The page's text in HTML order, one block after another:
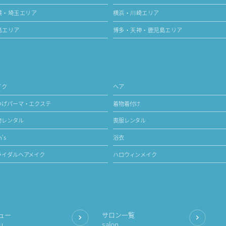
・埼玉エリア 横浜・川崎エリア
エリア 博多・天神・鹿児島エリア
ヘア
げパーマ・エクステ 着物着付け
レンタル 喪服レンタル
浴衣
ダルヘアメイク ハロウィンメイク
サロン一覧
ー